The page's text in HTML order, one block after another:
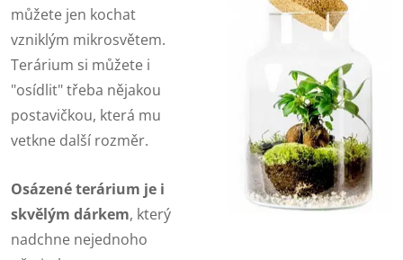
můžete jen kochat
vzniklým mikrosvětem.
Terárium si můžete i
"osídlit" třeba nějakou
postavičkou, která mu
vetkne další rozměr.
Osázené terárium je i
skvělým dárkem, který
nadchne nejednoho